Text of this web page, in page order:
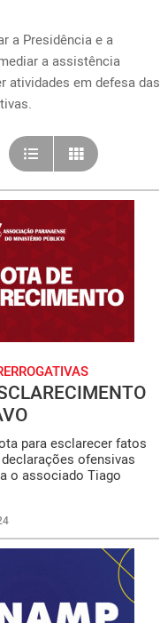
a Presidência e a
a assistência
atividades em defesa das
para esclarecer fatos
ofensivas
o associado Tiago